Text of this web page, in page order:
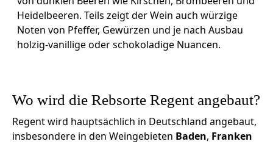
Heidelbeeren. Teils zeigt der Wein auch würzige
Noten von Pfeffer, Gewürzen und je nach Ausbau
holzig-vanillige oder schokoladige Nuancen.
Wo wird die Rebsorte Regent angebaut?
Regent wird hauptsächlich in Deutschland angebaut,
insbesondere in den Weingebieten Baden, Franken